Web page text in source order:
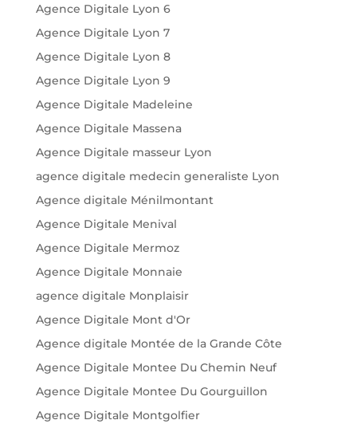
Agence Digitale Lyon 6
Agence Digitale Lyon 7
Agence Digitale Lyon 8
Agence Digitale Lyon 9
Agence Digitale Madeleine
Agence Digitale Massena
Agence Digitale masseur Lyon
agence digitale medecin generaliste Lyon
Agence digitale Ménilmontant
Agence Digitale Menival
Agence Digitale Mermoz
Agence Digitale Monnaie
agence digitale Monplaisir
Agence Digitale Mont d'Or
Agence digitale Montée de la Grande Côte
Agence Digitale Montee Du Chemin Neuf
Agence Digitale Montee Du Gourguillon
Agence Digitale Montgolfier